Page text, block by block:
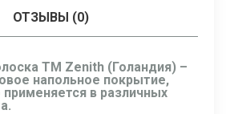
ОТЗЫВЫ (0)
ТМ Zenith (Голандия) –
напольное покрытие,
в различных